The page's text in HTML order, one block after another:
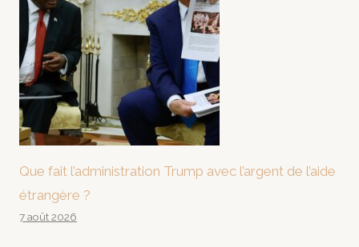
Que fait l’administration Trump avec l’argent de l’aide
étrangère ?
7 août 2026